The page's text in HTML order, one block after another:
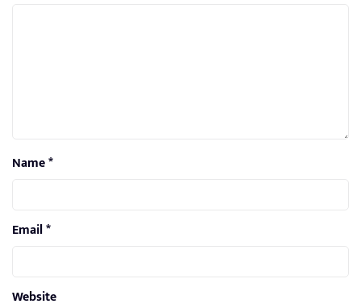
Name*
Email*
Website